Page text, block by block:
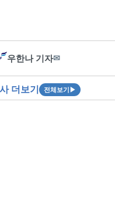
우한나 기자✉
더보기 전체보기 ▶